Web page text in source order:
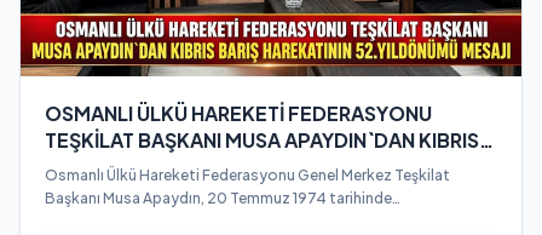
OSMANLI ÜLKÜ HAREKETİ FEDERASYONU
TEŞKİLAT BAŞKANI MUSA APAYDIN`DAN KIBRIS
BARIŞ HAREKATININ 52.YILDÖNÜMÜ MESAJI
Osmanlı Ülkü Hareketi Federasyonu Genel Merkez Teşkilat
Başkanı Musa Apaydın, 20 Temmuz 1974 tarihinde